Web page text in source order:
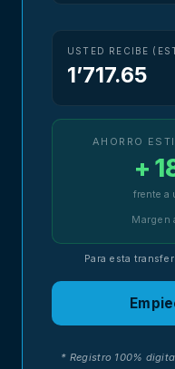
USTED RECIBE
1’717.65
AHORRO
+
frente a
Margen
Para esta
* Registro 100%